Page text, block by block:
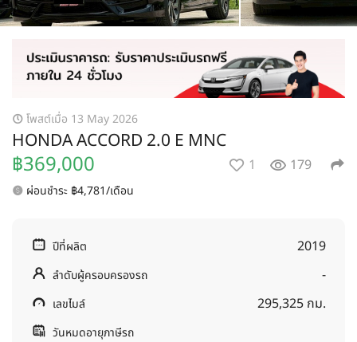
โพสต์เมื่อ 13 May 2026
HONDA ACCORD 2.0 E MNC
฿369,000 1 179
ผ่อนชำระ ฿4,781/เดือน
ปีที่ผลิต 2019
ลำดับผู้ครอบครองรถ -
เลขไมล์ 295,325 กม.
วันหมดอายุภาษีรถ